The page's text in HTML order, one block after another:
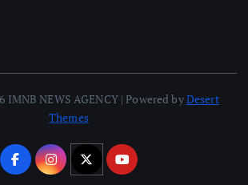
IMNB NEWS AGENCY | Powered byDesert
Themes